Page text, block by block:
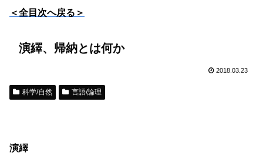
＜全目次へ戻る＞
演繹、帰納とは何か
2018.03.23
科学/自然 言語/論理
演繹